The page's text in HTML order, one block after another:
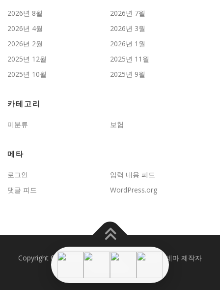
2026년 8월
2026년 7월
2026년 4월
2026년 3월
2026년 2월
2026년 1월
2025년 12월
2025년 11월
2025년 10월
2025년 9월
카테고리
미분류 보험
메타
로그인
입력 내용 피드
댓글 피드
WordPress.org
Copyright © 2026 JD보험문제연구 OnePress
테마 제작자